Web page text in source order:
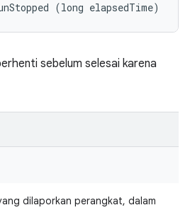
(long elapsedTime)
sebelum selesai karena
dilaporkan perangkat, dalam